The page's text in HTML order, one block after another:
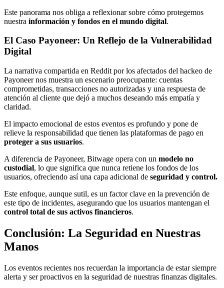
Este panorama nos obliga a reflexionar sobre cómo protegemos
nuestra información y fondos en el mundo digital.
El Caso Payoneer: Un Reflejo de la Vulnerabilidad
Digital
La narrativa compartida en Reddit por los afectados del hackeo de
Payoneer nos muestra un escenario preocupante: cuentas
comprometidas, transacciones no autorizadas y una respuesta de
atención al cliente que dejó a muchos deseando más empatía y
claridad.
El impacto emocional de estos eventos es profundo y pone de
relieve la responsabilidad que tienen las plataformas de pago en
proteger a sus usuarios.
A diferencia de Payoneer, Bitwage opera con un modelo no
custodial, lo que significa que nunca retiene los fondos de los
usuarios, ofreciendo así una capa adicional de seguridad y control.
Este enfoque, aunque sutil, es un factor clave en la prevención de
este tipo de incidentes, asegurando que los usuarios mantengan el
control total de sus activos financieros.
Conclusión: La Seguridad en Nuestras
Manos
Los eventos recientes nos recuerdan la importancia de estar siempre
alerta y ser proactivos en la seguridad de nuestras finanzas digitales.